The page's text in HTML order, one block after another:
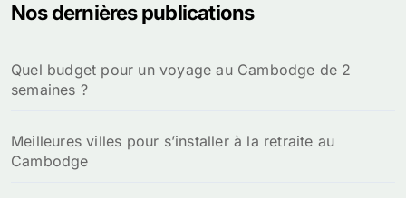
Nos dernières publications
Quel budget pour un voyage au Cambodge de 2
semaines ?
Meilleures villes pour s’installer à la retraite au
Cambodge